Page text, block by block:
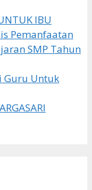
IBU
Pemanfaatan
SMP Tahun
Guru Untuk